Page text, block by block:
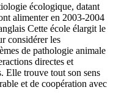
écologique, datant
alimenter en 2003-2004
Cette école élargit le
considérer les
de pathologie animale
directes et
Elle trouve tout son sens
et de coopération avec